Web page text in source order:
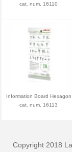
cat. num. 16110
Information Board Hexagon
cat. num. 16113
Copyright 2018